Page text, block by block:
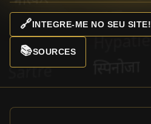
🔗INTEGRE-ME NO SEU SITE!
📚SOURCES